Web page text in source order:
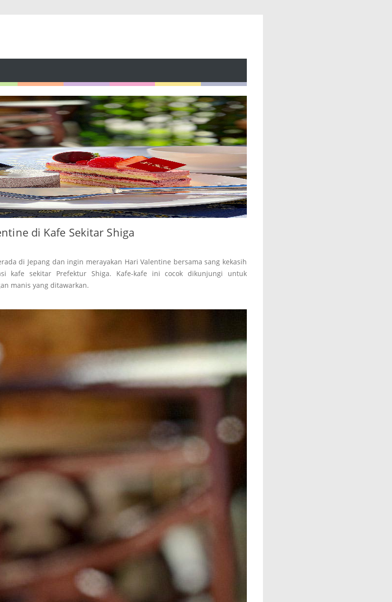
di Kafe Sekitar Shiga
di Jepang dan ingin merayakan Hari Valentine bersama sang kekasih
kafe sekitar Prefektur Shiga. Kafe-kafe ini cocok dikunjungi untuk
manis yang ditawarkan.